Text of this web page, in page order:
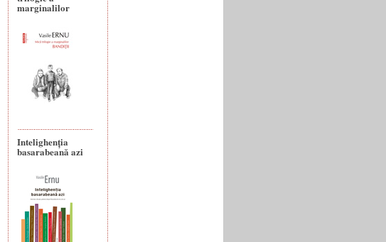
marginalilor
Intelighenția
basarabeană azi